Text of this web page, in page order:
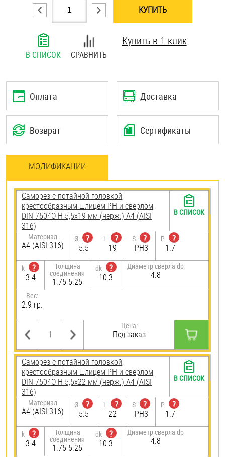
КУПИТЬ
В СПИСОК СРАВНИТЬ
Купить в 1 клик
Оплата Доставка
Возврат Сертификаты
МОДИФИКАЦИИ
Саморез с потайной головкой,
крестообразным шлицем PH и сверлом
DIN 7504O H 5,5х19 мм (нерж.) A4 (AISI
316)
Материал
A4 (AISI 316)
Ø
?
5.5
L
?
19
S
?
PH3
P
?
1.7
k
?
3.4
Толщина
соединения
1.75-5.25
dk
?
10.3
Диаметр сверла dp
4.8
Вес:
2.9 гр.
Цена:
Под заказ
В СПИСОК
Саморез с потайной головкой,
крестообразным шлицем PH и сверлом
DIN 7504O H 5,5х22 мм (нерж.) A4 (AISI
316)
Материал
A4 (AISI 316)
Ø
?
5.5
L
?
22
S
?
PH3
P
?
1.7
k
?
3.4
Толщина
соединения
1.75-5.25
dk
?
10.3
Диаметр сверла dp
4.8
В СПИСОК